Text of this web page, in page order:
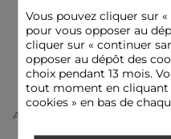
Vous avez vu1
PRÊTE À CRAQUER
Accueil
Vous pouvez cliquer sur «
pour vous opposer au
cliquer sur « continuer
opposer au dépôt des
choix pendant 13 mois.
tout moment en cliquant
cookies » en bas de